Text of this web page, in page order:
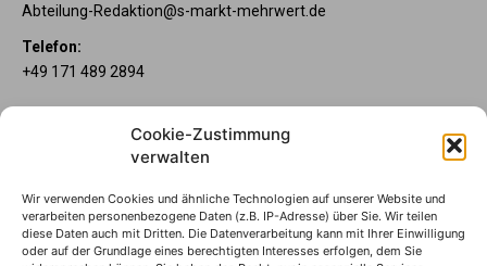
Cookie-Zustimmung
verwalten
Wir verwenden Cookies und ähnliche Technologien auf unserer Website und
verarbeiten personenbezogene Daten (z.B. IP-Adresse) über Sie. Wir teilen
diese Daten auch mit Dritten. Die Datenverarbeitung kann mit Ihrer Einwilligung
oder auf der Grundlage eines berechtigten Interesses erfolgen, dem Sie
Abteilung-Redaktion@s-markt-mehrwert.de
Telefon:
+49 171 489 2894
Wenn’s um Geld geht, hat jeder ganz individuelle Vorstellungen.
Mein Lübecker Konto genau das Richtige für Sie. Unsere
Kontomodelle Mein Lübecker Premium, Mein Lübecker Comfort
und Mein Lübecker Fresh bieten Ihnen etliche Inklusivleistungen.
Im Mein Lübecker Magazin erfahren Sie immer, was es Neues